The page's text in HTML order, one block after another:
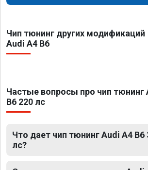
Чип тюнинг других модификаций
Audi A4 B6
Частые вопросы про чип тюнинг
B6 220 лс
Что дает чип тюнинг Audi A4 B6
лс?